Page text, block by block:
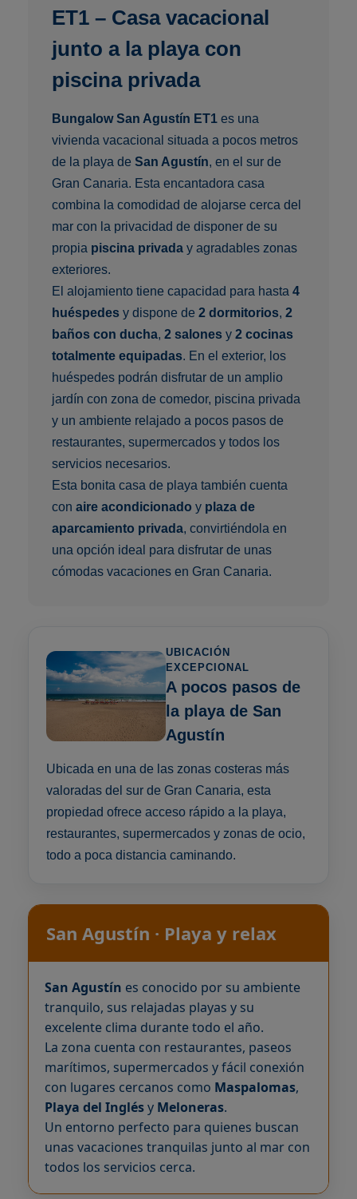
ET1 – Casa vacacional
junto a la playa con
piscina privada
Bungalow San Agustín ET1 es una
vivienda vacacional situada a pocos metros
de la playa deSan Agustín, en el sur de
Gran Canaria. Esta encantadora casa
combina la comodidad de alojarse cerca del
mar con la privacidad de disponer de su
propia piscina privada y agradables zonas
exteriores.
El alojamiento tiene capacidad para hasta4
huéspedes y dispone de2 dormitorios,2
baños con ducha,2 salones y2 cocinas
totalmente equipadas. En el exterior, los
huéspedes podrán disfrutar de un amplio
jardín con zona de comedor, piscina privada
y un ambiente relajado a pocos pasos de
restaurantes, supermercados y todos los
servicios necesarios.
Esta bonita casa de playa también cuenta
conaire acondicionado y plaza de
aparcamiento privada, convirtiéndola en
una opción ideal para disfrutar de unas
cómodas vacaciones en Gran Canaria.
UBICACIÓN
EXCEPCIONAL
A pocos pasos de
la playa de San
Agustín
Ubicada en una de las zonas costeras más
valoradas del sur de Gran Canaria, esta
propiedad ofrece acceso rápido a la playa,
restaurantes, supermercados y zonas de ocio,
todo a poca distancia caminando.
San Agustín · Playa y relax
San Agustín es conocido por su ambiente
tranquilo, sus relajadas playas y su
excelente clima durante todo el año.
La zona cuenta con restaurantes, paseos
marítimos, supermercados y fácil conexión
con lugares cercanos como Maspalomas,
Playa del Inglésy Meloneras.
Un entorno perfecto para quienes buscan
unas vacaciones tranquilas junto al mar con
todos los servicios cerca.